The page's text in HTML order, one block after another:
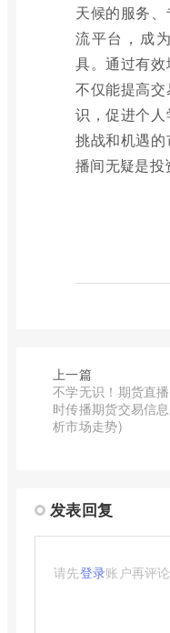
天候的服务
流平台，成
具。通过有
不仅能提高
识，促进个
挑战和机遇
播间无疑是投
上一篇
不学无识！期货直
时传播期货交易信
析市场走势)
发表回复
请先登录账户再评